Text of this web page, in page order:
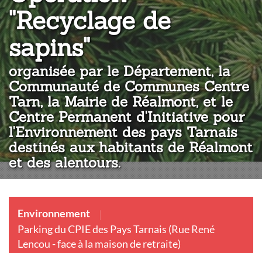
"Recyclage de
sapins":
organisée par le Département, la
Communauté de Communes Centre
Tarn, la Mairie de Réalmont, et le
Centre Permanent d'Initiative pour
l'Environnement des pays Tarnais
destinés aux habitants de Réalmont
et des alentours.
Environnement
Parking du CPIE des Pays Tarnais (Rue René
Lencou - face à la maison de retraite)